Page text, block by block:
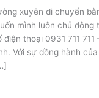
xuyên di chuyển
mình luôn chủ động
điện thoại 0931 711
Với sự đồng hành